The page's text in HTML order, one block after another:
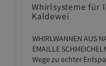
Whirlsysteme für
Kaldewei
WHIRLWANNEN AUS
EMAILLE
Wege zu echter